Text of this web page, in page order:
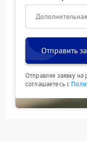
Отправить
Отправляя заявку
соглашаетесь с